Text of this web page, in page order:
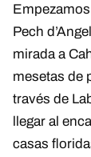
Pech
mirada a
mesetas de
través de
llegar al
casas